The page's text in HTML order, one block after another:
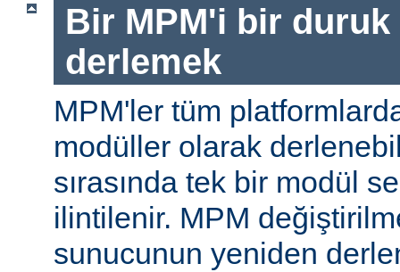
Bir MPM'i bir
derlemek
MPM'ler tüm
modüller olarak
sırasında tek bir modül
ilintilenir. MPM
sunucunun yeniden